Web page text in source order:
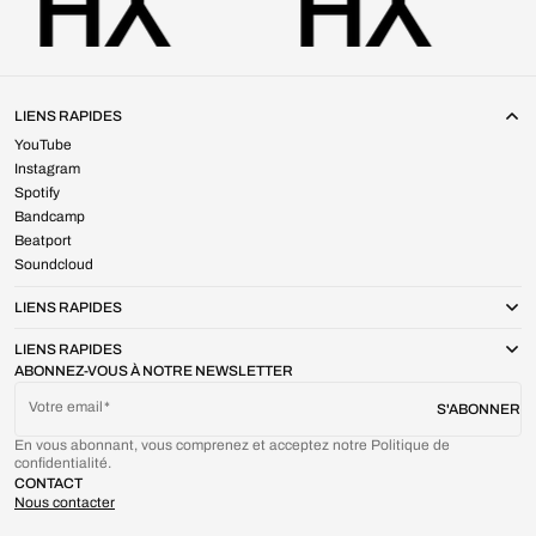
ABONNEZ-VOUS À NOTRE NEWSLETTER
Votre email S'ABONNER
En vous abonnant, vous comprenez et acceptez notre Politique de
confidentialité.
LIENS RAPIDES
YouTube
Instagram
Spotify
Bandcamp
Beatport
Soundcloud
LIENS RAPIDES
LIENS RAPIDES
CONTACT
Nous contacter